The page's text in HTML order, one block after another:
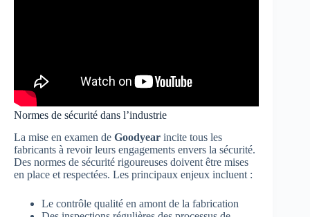
Normes de sécurité dans l’industrie
La mise en examen de Goodyear incite tous les
fabricants à revoir leurs engagements envers la sécurité.
Des normes de sécurité rigoureuses doivent être mises
en place et respectées. Les principaux enjeux incluent :
Le contrôle qualité en amont de la fabrication